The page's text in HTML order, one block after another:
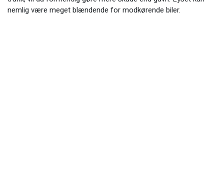
nemlig være meget blændende for modkørende biler.